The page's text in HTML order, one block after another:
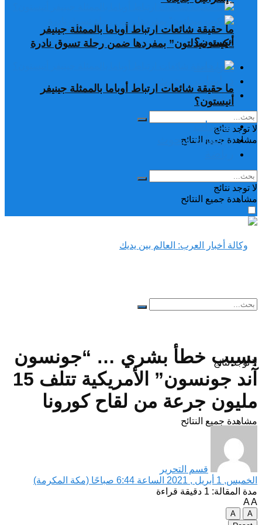
ما حقيقة شائعات ارتباط أوباما بالممثلة جينيفر
أنيستون؟
تغريدات
دراسات وبحوث
رياضة
لا توجد نتائج
مشاهدة جميع النتائح
“كيت ميدلتون” بمفردها ضمن رحلة تسوق نادرة
ما حقيقة شائعات ارتباط أوباما بالممثلة جينيفر
أنيستون؟
تغريدات
دراسات وبحوث
لا توجد نتائج
مشاهدة جميع النتائح
لا توجد نتائج
مشاهدة جميع النتائح
بسبب خطأ بشري … “جونسون
آند جونسون” الأمريكية تتلف 15
مليون جرعة من لقاح كورونا
قسم التحرير
الخميس, 1 أبريل , 2021 الساعة 6:44 صباحًا (مكة المكرمة)
مدة المقالة: 1 دقيقة قراءة
AA
A
A